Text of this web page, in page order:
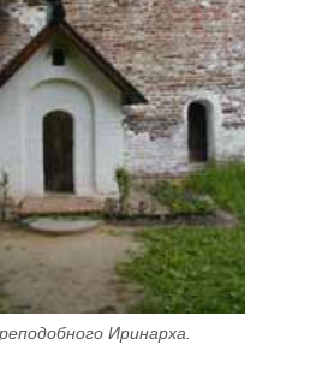
Иринарха.